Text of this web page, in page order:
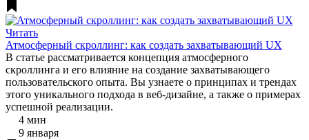
Читать
Атмосферный скроллинг: как создать захватывающий UX
В статье рассматривается концепция атмосферного
скроллинга и его влияние на создание захватывающего
пользовательского опыта. Вы узнаете о принципах и трендах
этого уникального подхода в веб-дизайне, а также о примерах
успешной реализации.
4 мин
9 января